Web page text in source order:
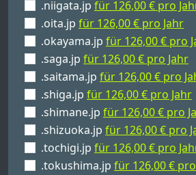
.niigata.jp für 126,00 € pro
.oita.jp für 126,00 € pro Jahr
.okayama.jp für 126,00 € pro
.saga.jp für 126,00 € pro Jahr
.saitama.jp für 126,00 € pro
.shiga.jp für 126,00 € pro Jahr
.shimane.jp für 126,00 € pro
.shizuoka.jp für 126,00 € pro
.tochigi.jp für 126,00 € pro
.tokushima.jp für 126,00 €